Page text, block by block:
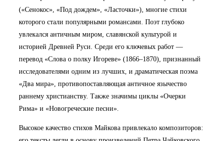
(«Сенокос», «Под дождем», «Ласточки»), многие стихи
которого стали популярными романсами. Поэт глубоко
увлекался античным миром, славянской культурой и
историей Древней Руси. Среди его ключевых работ —
перевод «Слова о полку Игореве» (1866–1870), признанный
исследователями одним из лучших, и драматическая поэма
«Два мира», противопоставляющая античное язычество
раннему христианству. Также значимы циклы «Очерки
Рима» и «Новогреческие песни».
Высокое качество стихов Майкова привлекало композиторов: